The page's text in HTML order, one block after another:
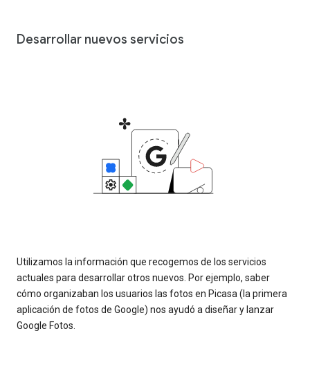
Desarrollar nuevos servicios
Utilizamos la información que recogemos de los servicios
actuales para desarrollar otros nuevos. Por ejemplo, saber
cómo organizaban los usuarios las fotos en Picasa (la primera
aplicación de fotos de Google) nos ayudó a diseñar y lanzar
Google Fotos.